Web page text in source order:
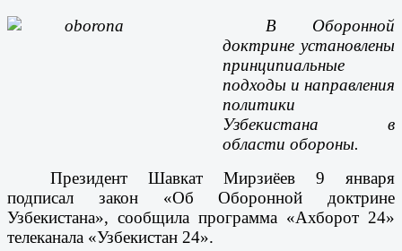
В Оборонной
доктрине установлены
принципиальные
подходы и направления
политики
Узбекистана в
области обороны.
Президент Шавкат Мирзиёев 9 января
подписал закон «Об Оборонной доктрине
Узбекистана», сообщила программа «Ахборот 24»
телеканала «Узбекистан 24».